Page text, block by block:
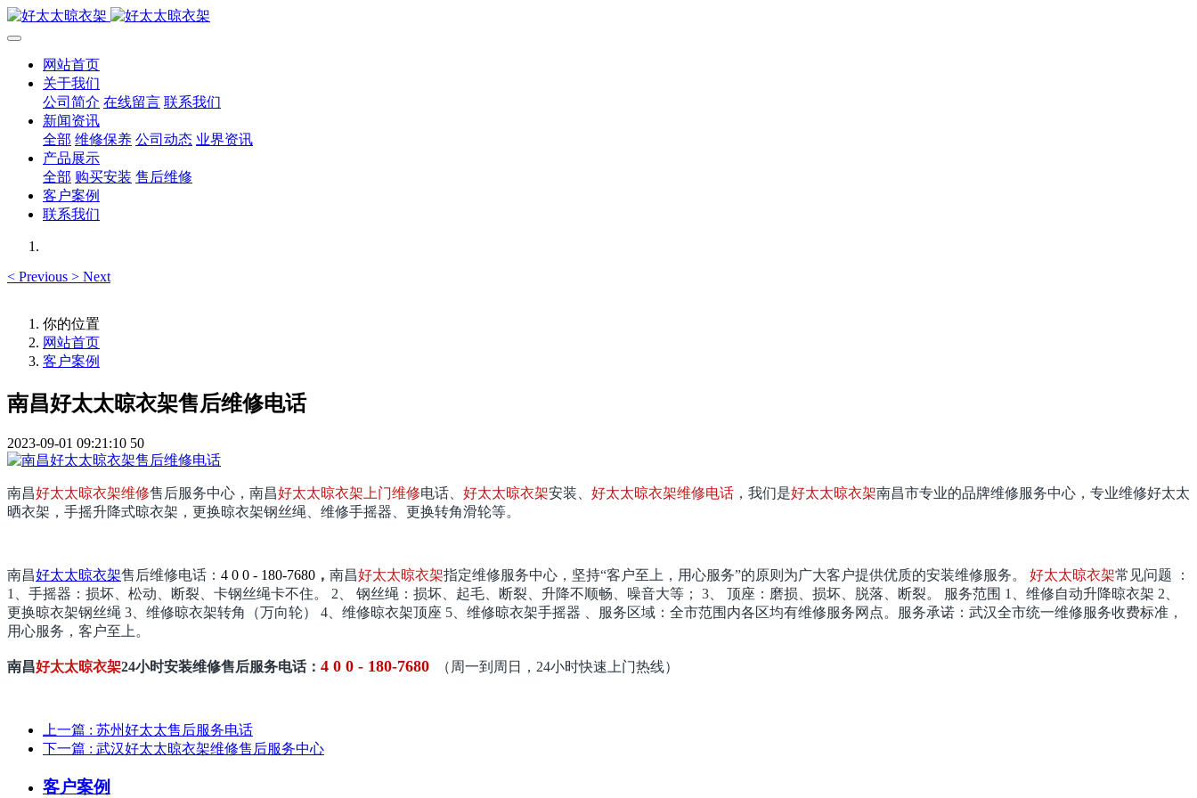
网站首页
关于我们
公司简介 在线留言 联系我们
新闻资讯
全部 维修保养 公司动态 业界资讯
产品展示
全部 购买安装 售后维修
客户案例
联系我们
< Previous > Next
你的位置
网站首页
客户案例
南昌好太太晾衣架售后维修电话
2023-09-01 09:21:10 50
南昌好太太晾衣架维修售后服务中心， 南昌好太太晾衣架上门维修电话、 好太太晾衣架安装、 好太太晾衣架维修电话 ，我们是好太太晾衣架南昌市专业的品牌维修服务中心，专业维修好太太
晒衣架，手摇升降式晾衣架，更换晾衣架钢丝绳、维修手摇器、更换转角滑轮等。
南昌好太太晾衣架售后维修电话： 4 0 0 - 180-7680 ， 南昌好太太晾衣架指定维修服务中心，坚持“客户至上，用心服务”的原则为广大客户提供优质的安装维修服务。 好太太晾衣架常见问题 ：
1、手摇器：损坏、松动、断裂、卡钢丝绳卡不住。 2、 钢丝绳：损坏、起毛、断裂、升降不顺畅、噪音大等； 3、 顶座：磨损、损坏、脱落、断裂。 服务范围 1、维修自动升降晾衣架 2、
更换晾衣架钢丝绳 3、维修晾衣架转角（万向轮） 4、维修晾衣架顶座 5、维修晾衣架手摇器 、服务区域：全市范围内各区均有维修服务网点。服务承诺： 武汉全市统一维修服务收费标准，
用心服务，客户至上。
南昌好太太晾衣架24小时安装维修售后服务电话： 4 0 0 - 180-7680 （周一到周日，24小时快速上门热线）
上一篇 : 苏州好太太售后服务电话
下一篇 : 武汉好太太晾衣架维修售后服务中心
客户案例